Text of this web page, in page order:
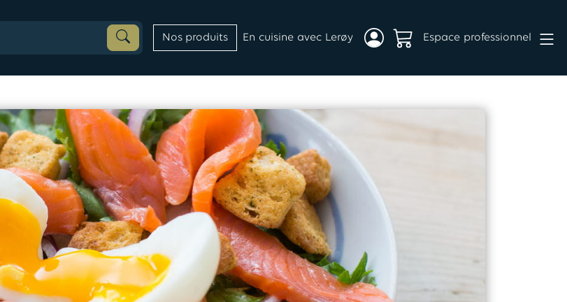
Nos produits En cuisine avec Lerøy Espace professionnel